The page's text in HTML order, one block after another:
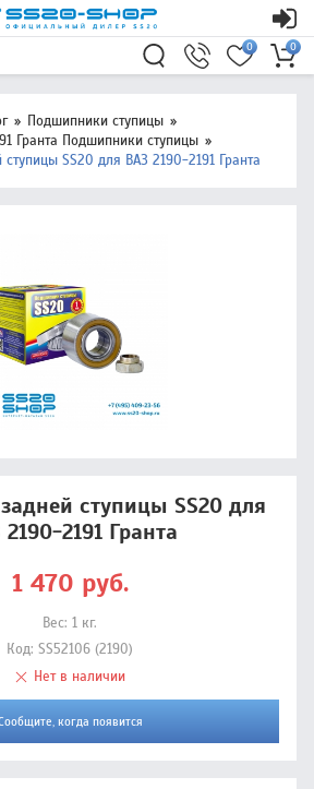
0
0
Подшипники ступицы
Гранта Подшипники ступицы
SS20 для ВАЗ 2190-2191 Гранта
ступицы SS20 для
2191 Гранта
1 470 руб.
Вес: 1 кг.
Код: SS52106 (2190)
Нет в наличии
когда появится